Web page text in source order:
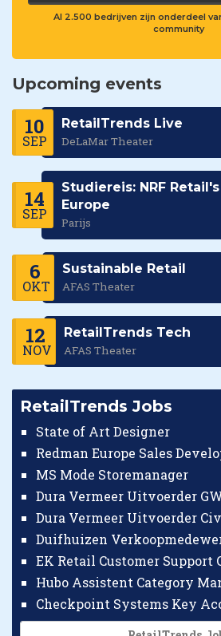
Al 2.500 bedrijven zijn onderdeel
community
Upcoming events
10
SEP
RetailTrends Live
DeLaMar Theater
14
SEP
Studiereis: NRF
Europe
Parijs
6
OKT
Sustainable Retail
AFAS Theater
12
NOV
RetailTrends Tech
AFAS Theater
RetailTrends Jobs
State of Art Designer
Redman Europe Sales
MS Mode Storemanager
Dura Vermeer Uitvoerder
Dura Vermeer Uitvoerder
Duifhuizen
EK Retail Customer Support
Hubo Assistent Category